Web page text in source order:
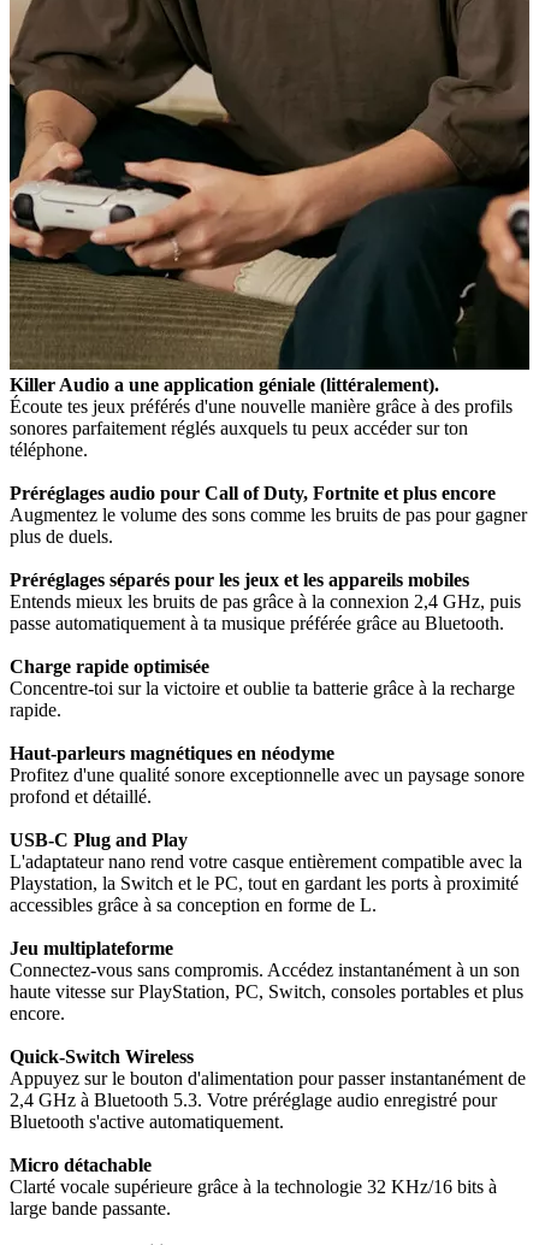
Killer Audio a une application géniale (littéralement).
Écoute tes jeux préférés d'une nouvelle manière grâce à des profils
sonores parfaitement réglés auxquels tu peux accéder sur ton
téléphone.
Préréglages audio pour Call of Duty, Fortnite et plus encore
Augmentez le volume des sons comme les bruits de pas pour gagner
plus de duels.
Préréglages séparés pour les jeux et les appareils mobiles
Entends mieux les bruits de pas grâce à la connexion 2,4 GHz, puis
passe automatiquement à ta musique préférée grâce au Bluetooth.
Charge rapide optimisée
Concentre-toi sur la victoire et oublie ta batterie grâce à la recharge
rapide.
Haut-parleurs magnétiques en néodyme
Profitez d'une qualité sonore exceptionnelle avec un paysage sonore
profond et détaillé.
USB-C Plug and Play
L'adaptateur nano rend votre casque entièrement compatible avec la
Playstation, la Switch et le PC, tout en gardant les ports à proximité
accessibles grâce à sa conception en forme de L.
Jeu multiplateforme
Connectez-vous sans compromis. Accédez instantanément à un son
haute vitesse sur PlayStation, PC, Switch, consoles portables et plus
encore.
Quick-Switch Wireless
Appuyez sur le bouton d'alimentation pour passer instantanément de
2,4 GHz à Bluetooth 5.3. Votre préréglage audio enregistré pour
Bluetooth s'active automatiquement.
Micro détachable
Clarté vocale supérieure grâce à la technologie 32 KHz/16 bits à
large bande passante.